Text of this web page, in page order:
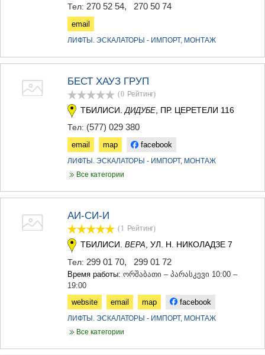
МЦХЕТА-МТИАНЕТИ
СТЕПАНЦМИНДА (КАЗБЕГИ)
АХАЛГОРИ
РАЧА-ЛЕЧХУМИ/НИЖНЯЯ
АМБРОЛАУРИ
МЕГРЕЛИЯ/ВЕРХНЯЯ
ЗУГДИДИ
МЕСТИА
ЦАЛЕНДЖИХА
САМЦХЕ-ДЖАВАХЕТИ
Тел: 270 52 54, 270 50 74
email
ЛИФТЫ. ЭСКАЛАТОРЫ - ИМПОРТ, МОНТАЖ
БЕСТ ХАУЗ ГРУП
(0 Рейтинг)
ТБИЛИСИ. ДИДУБЕ , ПР. ЦЕРЕТЕЛИ 116
Тел: (577) 029 380
email map facebook
ЛИФТЫ. ЭСКАЛАТОРЫ - ИМПОРТ, МОНТАЖ
Все категории
АИ-СИ-И
(1 Рейтинг)
ТБИЛИСИ. ВЕРА , УЛ. Н. НИКОЛАДЗЕ 7
Тел: 299 01 70, 299 01 72
Время работы: ორშაბათი – პარასკევი 10:00 –
19:00
website
email map facebook
ЛИФТЫ. ЭСКАЛАТОРЫ - ИМПОРТ, МОНТАЖ
Все категории